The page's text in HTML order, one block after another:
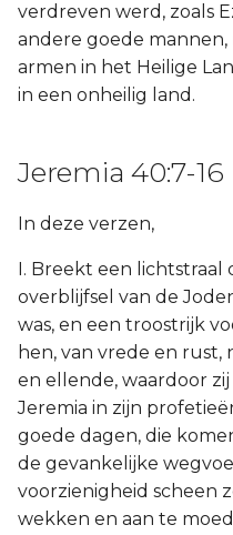
verdreven werd, zoals
andere goede
armen in het Heilige
in een onheilig land.
Jeremia 40:7-16
In deze verzen,
I. Breekt een
overblijfsel van de
was, en een troostrijk
hen, van vrede en rust,
en ellende, waardoor
Jeremia in zijn
goede dagen, die
de gevankelijke
voorzienigheid scheen
wekken en aan te